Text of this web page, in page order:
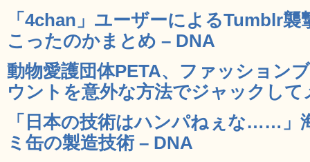
「4chan」ユーザーによるTumblr
こったのかまとめ – DNA
動物愛護団体PETA、ファッション
ウントを意外な方法でジャックし
「日本の技術はハンパねぇな……」
ミ缶の製造技術 – DNA